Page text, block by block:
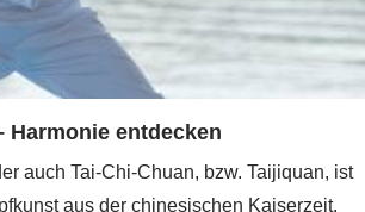
Harmonie entdecken
auch Tai-Chi-Chuan, bzw. Taijiquan, ist
aus der chinesischen Kaiserzeit.